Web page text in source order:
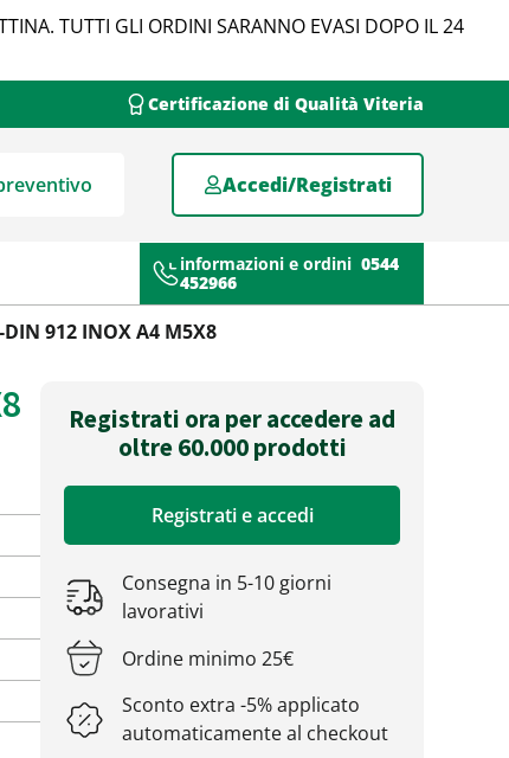
TUTTI GLI ORDINI SARANNO EVASI DOPO IL 24
Certificazione di Qualità Viteria
Accedi/Registrati
informazioni e ordini 0544
452966
DIN 912 INOX A4 M5X8
Registrati ora per accedere ad
oltre 60.000 prodotti
Registrati e accedi
Consegna in 5-10 giorni
lavorativi
Ordine minimo 25€
Sconto extra -5% applicato
automaticamente al checkout